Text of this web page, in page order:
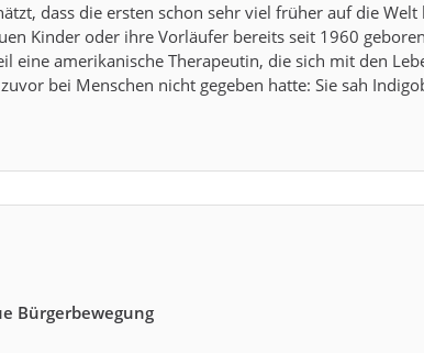
dass die ersten schon sehr viel früher auf die
Kinder oder ihre Vorläufer bereits seit 1960
eine amerikanische Therapeutin, die sich mit den
bei Menschen nicht gegeben hatte: Sie sah
Bürgerbewegung